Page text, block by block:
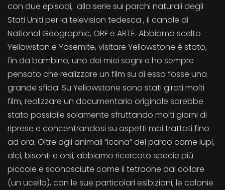
con due episodi, alla serie sui parchi naturali degli
Stati Uniti per la television tedesca , il canale di
National Geographic, ORF e ARTE. Abbiamo scelto
Yellowston e Yosemite, visitare Yellowstone è stato,
fin da bambino, uno dei miei sogni e ho sempre
pensato che realizzare un film su di esso fosse una
grande sfida. Su Yellowstone sono stati girati molti
film, realizzare un documentario originale sarebbe
stato possibile solamente sfruttando molti giorni di
riprese e concentrandosi su aspetti mai trattati fino
ad ora. Oltre agli animali “icona” del parco come lupi,
alci, bisonti e orsi, abbiamo ricercato specie più
piccole e sconosciute come il tetraone dal collare
(un ucello), con le sue particolari esibizioni, le colonie